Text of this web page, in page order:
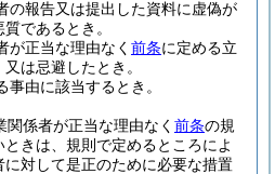
の報告又は提出した資料に虚偽が
であるとき。
が正当な理由なく 前条に定める立
は忌避したとき。
事由に該当するとき。
係者が正当な理由なく 前条の規
きは、規則で定めるところによ
に対して是正のために必要な措置